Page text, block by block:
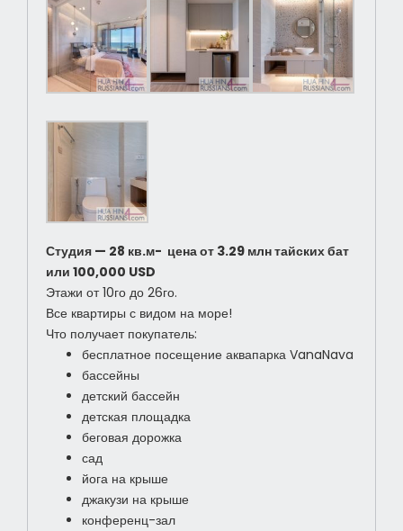
Студия — 28 кв.м- цена от 3.29 млн тайских бат
или 100,000 USD
Этажи от 10го до 26го.
Все квартиры с видом на море!
Что получает покупатель:
бесплатное посещение аквапарка VanaNava
бассейны
детский бассейн
детская площадка
беговая дорожка
сад
йога на крыше
джакузи на крыше
конференц-зал